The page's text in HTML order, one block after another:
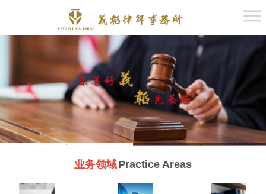
1 2
业务领域Practice Areas
网站首页
关于义韬
义韬律师